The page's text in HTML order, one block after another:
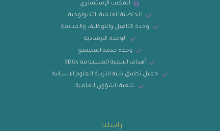
المكتب الإستشاري
الحاضنة العلمية التكنولوجية
وحدة التاهيل والتوظيف والمتابعة
الوحدة الارشادية
وحدة خدمة المجتمع
أهداف التنمية المستدامة SDGs
حميل تطبيق كلية التربية للعلوم الانسانية
شعبة الشؤون العلمية
راسلنا..